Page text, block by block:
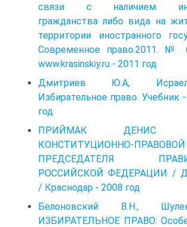
связи с наличием
гражданства либо вида на
территории иностранного
Современное право.2011. №
www.krasinskiy.ru - 2011 год
Дмитриев Ю.А,
Избирательное право. Учебник
год
ПРИЙМАК ДЕНИС
КОНСТИТУЦИОННО-
ПРЕДСЕДАТЕЛЯ
РОССИЙСКОЙ ФЕДЕРАЦИИ /
/ Краснодар - 2008 год
Белоновский В.Н.,
ИЗБИРАТЕЛЬНОЕ ПРАВО: